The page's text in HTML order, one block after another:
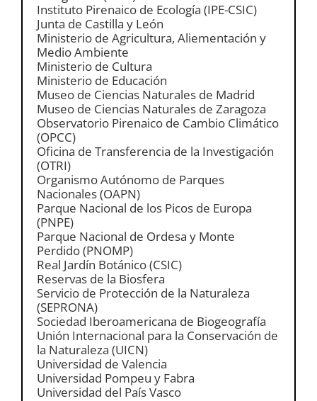
Instituto Pirenaico de Ecología (IPE-CSIC)
Junta de Castilla y León
Ministerio de Agricultura, Aliementación y
Medio Ambiente
Ministerio de Cultura
Ministerio de Educación
Museo de Ciencias Naturales de Madrid
Museo de Ciencias Naturales de Zaragoza
Observatorio Pirenaico de Cambio Climático
(OPCC)
Oficina de Transferencia de la Investigación
(OTRI)
Organismo Autónomo de Parques
Nacionales (OAPN)
Parque Nacional de los Picos de Europa
(PNPE)
Parque Nacional de Ordesa y Monte
Perdido (PNOMP)
Real Jardín Botánico (CSIC)
Reservas de la Biosfera
Servicio de Protección de la Naturaleza
(SEPRONA)
Sociedad Iberoamericana de Biogeografía
Unión Internacional para la Conservación de
la Naturaleza (UICN)
Universidad de Valencia
Universidad Pompeu y Fabra
Universidad del País Vasco